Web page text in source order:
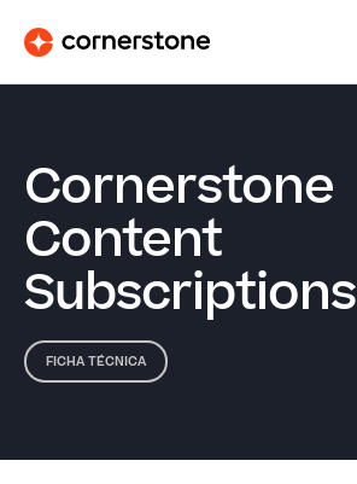
Cornerstone
Content
Subscriptions
FICHA TÉCNICA